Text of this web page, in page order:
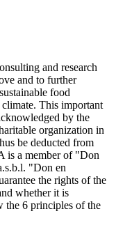
and research
and to further
food
This important
by the
organization in
be deducted from
is a member of "Don
"Don en
the rights of the
whether it is
6 principles of the